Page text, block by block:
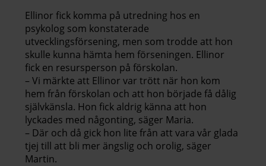
Ellinor fick komma på utredning hos en
psykolog som konstaterade
utvecklingsförsening, men som trodde att hon
skulle kunna hämta hem förseningen. Ellinor
fick en resursperson på förskolan.
– Vi märkte att Ellinor var trött när hon kom
hem från förskolan och att hon började få dålig
självkänsla. Hon fick aldrig känna att hon
lyckades med någonting, säger Maria.
– Där och då gick hon lite från att vara vår glada
tjej till att bli mer ängslig och orolig, säger
Martin.